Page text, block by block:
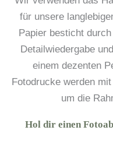
für unsere
Papier besticht
Detailwiedergabe
einem dezenten
Fotodrucke werden
um die
Hol dir einen